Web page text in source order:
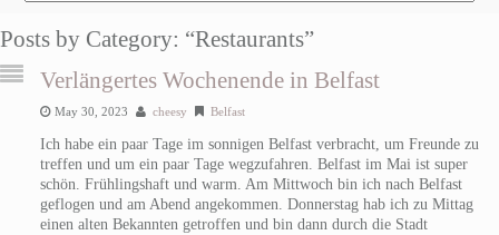
Posts by Category: “Restaurants”
Verlängertes Wochenende in Belfast
May 30, 2023 cheesy Belfast
Ich habe ein paar Tage im sonnigen Belfast verbracht, um Freunde zu
treffen und um ein paar Tage wegzufahren. Belfast im Mai ist super
schön. Frühlingshaft und warm. Am Mittwoch bin ich nach Belfast
geflogen und am Abend angekommen. Donnerstag hab ich zu Mittag
einen alten Bekannten getroffen und bin dann durch die Stadt